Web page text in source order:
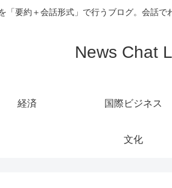
「要約＋会話形式」で行うブログ。会話で
News Chat
経済 国際ビジネス
文化